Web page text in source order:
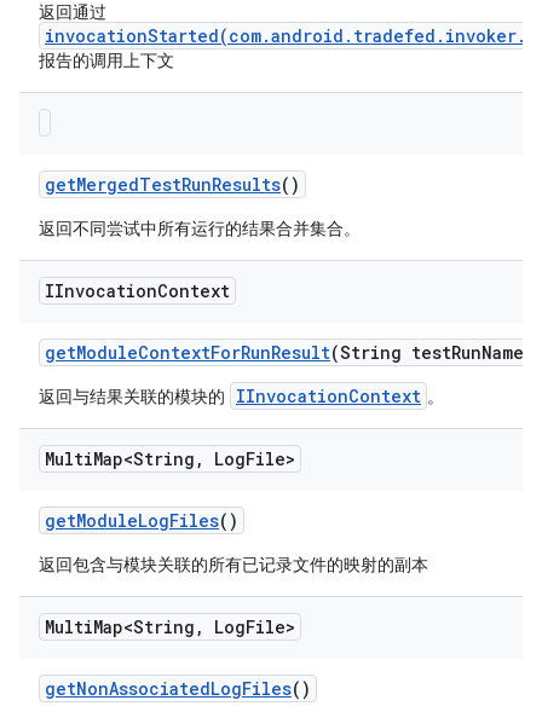
返回通过
报告的调用上下文
getMergedTestRunResults()
返回不同尝试中所有运行的结果合并集合。
IInvocationContext
getModuleContextForRunResult(String testRunName)
返回与结果关联的模块的 IInvocationContext 。
MultiMap<String , LogFile>
getModuleLogFiles()
返回包含与模块关联的所有已记录文件的映射的副本
MultiMap<String , LogFile>
getNonAssociatedLogFiles()